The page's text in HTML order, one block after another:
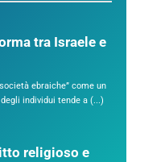
tra Israele e
ebraiche” come un
individui tende a (...)
religioso e